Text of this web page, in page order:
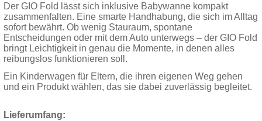
Der GIO Fold lässt sich inklusive Babywanne kompakt
zusammenfalten. Eine smarte Handhabung, die sich im Alltag
sofort bewährt. Ob wenig Stauraum, spontane
Entscheidungen oder mit dem Auto unterwegs – der GIO Fold
bringt Leichtigkeit in genau die Momente, in denen alles
reibungslos funktionieren soll.
Ein Kinderwagen für Eltern, die ihren eigenen Weg gehen
und ein Produkt wählen, das sie dabei zuverlässig begleitet.
Lieferumfang: